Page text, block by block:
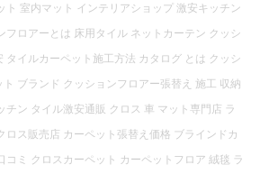
ト 室内マット インテリアショップ 激安キッチン
フロアーとは 床用タイル ネットカーテン クッシ
タイルカーペット施工方法 カタログ とは クッシ
ブランド クッションフロアー張替え 施工 収納
チン タイル激安通販 クロス 車 マット専門店 ラ
ロス販売店 カーペット張替え価格 ブラインドカ
コミ クロスカーペット カーペットフロア 絨毯 ラ